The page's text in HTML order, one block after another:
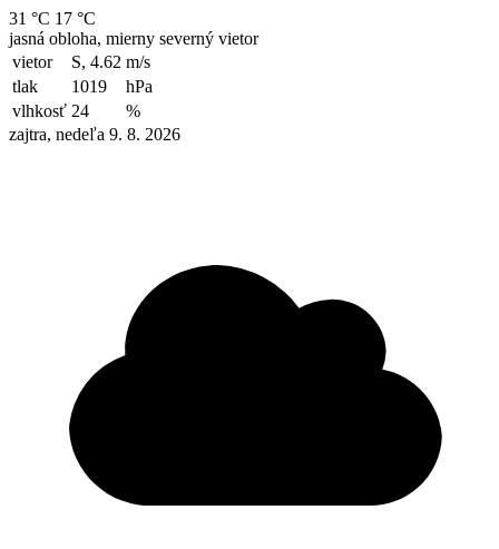
31 °C 17 °C
jasná obloha, mierny severný vietor
vietor
S, 4.62 m/s
tlak
1019
hPa
vlhkosť 24
%
zajtra, nedeľa 9. 8. 2026